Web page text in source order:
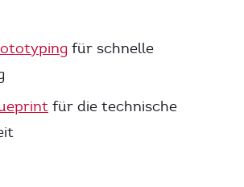
für schnelle
für die technische